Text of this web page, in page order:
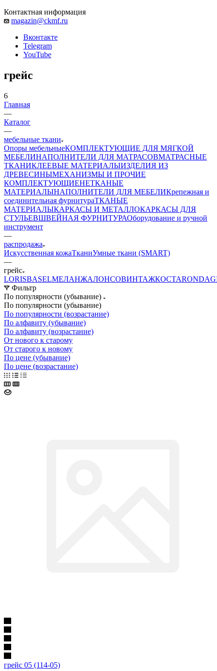
Контактная информация
magazin@ckmf.ru
Вконтакте
Telegram
YouTube
грейс
6
Главная
—
Каталог
—
мебельные ткани
Опоры мебельныеКОМПЛЕКТУЮЩИЕ ДЛЯ МЯГКОЙ
МЕБЕЛИНАПОЛНИТЕЛИ ДЛЯ МАТРАСОВМАТРАСНЫЕ
ТКАНИКЛЕЕВЫЕ МАТЕРИАЛЫИЗДЕЛИЯ ИЗ
ДРЕВЕСИНЫМЕХАНИЗМЫ И ПРОЧИЕ
КОМПЛЕКТУЮЩИЕНЕТКАНЫЕ
МАТЕРИАЛЫНАПОЛНИТЕЛИ ДЛЯ МЕБЕЛИКрепежная и
соединительная фурнитураТКАНЫЕ
МАТЕРИАЛЫКАРКАСЫ И МЕТАЛЛОКАРКАСЫ ДЛЯ
СТУЛЬЕВШВЕЙНАЯ ФУРНИТУРАОборудование и ручной
инструмент
—
распродажа
Искусственная кожаТканиУмные ткани (SMART)
—
грейс
LORISBASELМЕЛАНЖАЛОНСОВИНТАЖКОСТАRONDA
Фильтр
По популярности (убывание)
По популярности (убывание)
По популярности (возрастание)
По алфавиту (убывание)
По алфавиту (возрастание)
От нового к старому
От старого к новому
По цене (убывание)
По цене (возрастание)
грейс 05 (114-05)